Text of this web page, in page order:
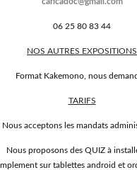
06 25 80 83 44
NOS AUTRES EXPOSITIONS
Format Kakemono, nous
TARIFS
Nous acceptons les mandats
Nous proposons des QUIZ à
sur tablettes android et